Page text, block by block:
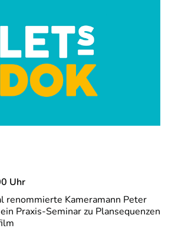
Uhr
renommierte Kameramann Peter
Praxis-Seminar zu Plansequenzen